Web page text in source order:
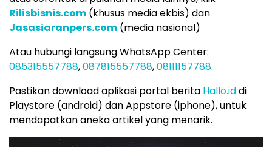
Rilisbisnis.com (khusus media ekbis) dan
Jasasiaranpers.com (media nasional)
Atau hubungi langsung WhatsApp Center:
085315557788,087815557788,08111157788.
Pastikan download aplikasi portal berita Hallo.iddi
Playstore (android) dan Appstore (iphone), untuk
mendapatkan aneka artikel yang menarik.